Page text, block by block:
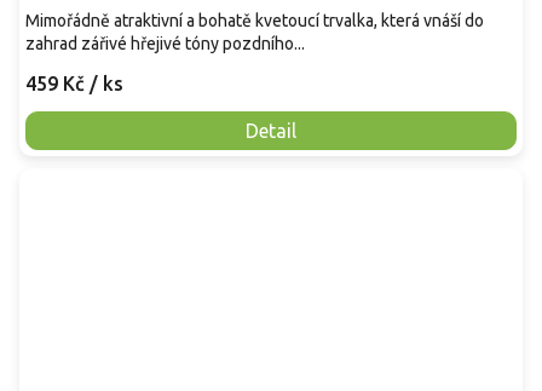
459 Kč / ks
Detail
Mimořádně atraktivní a bohatě kvetoucí trvalka, která vnáší do
zahrad zářivé hřejivé tóny pozdního...